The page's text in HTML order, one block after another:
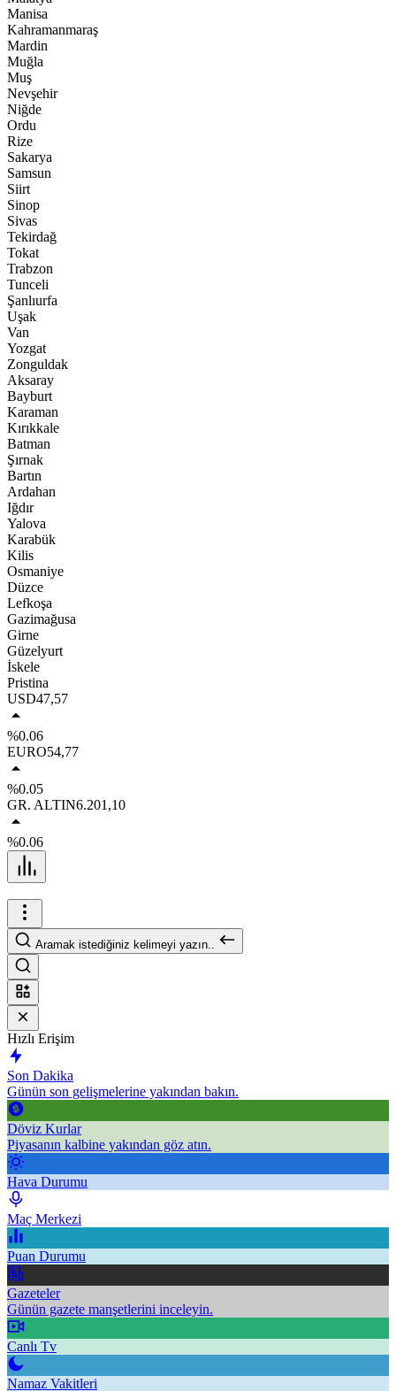
Manisa
Kahramanmaraş
Mardin
Muğla
Muş
Nevşehir
Niğde
Ordu
Rize
Sakarya
Samsun
Siirt
Sinop
Sivas
Tekirdağ
Tokat
Trabzon
Tunceli
Şanlıurfa
Uşak
Van
Yozgat
Zonguldak
Aksaray
Bayburt
Karaman
Kırıkkale
Batman
Şırnak
Bartın
Ardahan
Iğdır
Yalova
Karabük
Kilis
Osmaniye
Düzce
Lefkoşa
Gazimağusa
Girne
Güzelyurt
İskele
Pristina
USD47,57
%0.06
EURO54,77
%0.05
GR. ALTIN6.201,10
%0.06
Aramak istediğiniz kelimeyi yazın..
Hızlı Erişim
Son Dakika
Günün son gelişmelerine yakından bakın.
Döviz Kurlar
Piyasanın kalbine yakından göz atın.
Hava Durumu
Maç Merkezi
Puan Durumu
Gazeteler
Günün gazete manşetlerini inceleyin.
Canlı Tv
Namaz Vakitleri